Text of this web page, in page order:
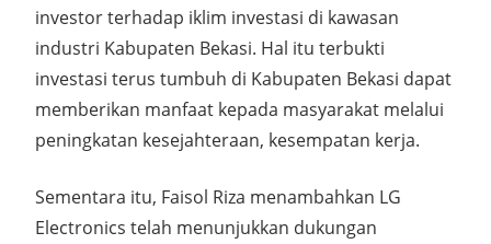
investor terhadap iklim investasi di kawasan
industri Kabupaten Bekasi. Hal itu terbukti
investasi terus tumbuh di Kabupaten Bekasi dapat
memberikan manfaat kepada masyarakat melalui
peningkatan kesejahteraan, kesempatan kerja.
Sementara itu, Faisol Riza menambahkan LG
Electronics telah menunjukkan dukungan